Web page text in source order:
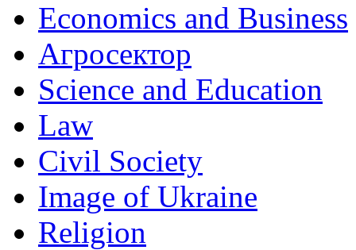
Economics and Business
Агросектор
Science and Education
Law
Civil Society
Image of Ukraine
Religion